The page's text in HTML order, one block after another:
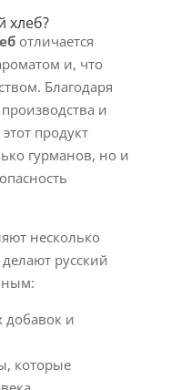
хлеб?
отличается
и, что
Благодаря
и
продукт
гурманов, но и
несколько
русский
добавок и
которые